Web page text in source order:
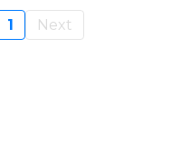
1 Next